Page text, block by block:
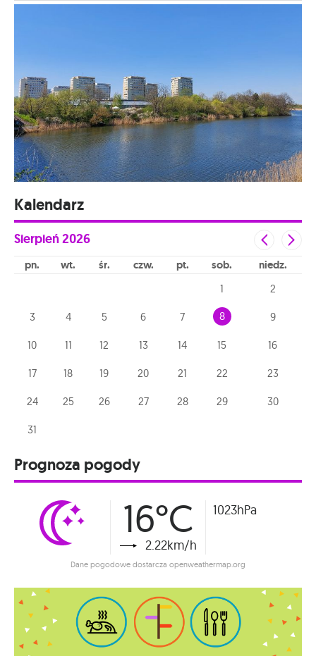
Kalendarz
Sierpień2026
pn wt śr czw pt sob niedz
1 2
3 4 5 6 7 8 9
10 11 12 13 14 15 16
17 18 19 20 21 22 23
24 25 26 27 28 29 30
31
Prognoza pogody
16°C
2.22km/h
1023hPa
Dane pogodowe dostarcza openweathermap.org